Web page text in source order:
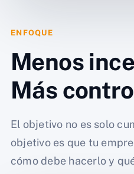
ENFOQUE
Menos
Más
El objetivo no es solo
objetivo es que tu
cómo debe hacerlo y